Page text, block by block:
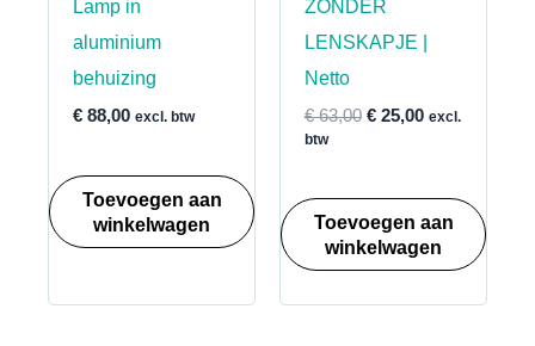
Lamp in
aluminium
behuizing
€88,00 excl. btw
Toevoegen aan
winkelwagen
ZONDER
LENSKAPJE |
Netto
€63,00 Oorspronkelijke
€25,00Huidige
excl.
btw
Toevoegen aan
winkelwagen